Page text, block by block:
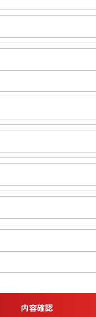
内容確認